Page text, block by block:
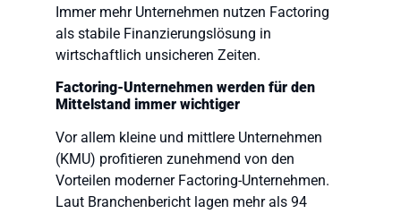
Immer mehr Unternehmen nutzen Factoring
als stabile Finanzierungslösung in
wirtschaftlich unsicheren Zeiten.
Factoring-Unternehmen werden für den
Mittelstand immer wichtiger
Vor allem kleine und mittlere Unternehmen
(KMU) profitieren zunehmend von den
Vorteilen moderner Factoring-Unternehmen.
Laut Branchenbericht lagen mehr als 94